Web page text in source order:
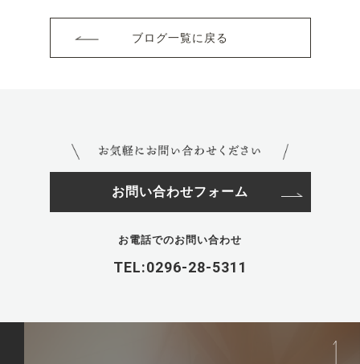
ブログ一覧に戻る
お問い合わせフォーム
お電話でのお問い合わせ
TEL:0296-28-5311